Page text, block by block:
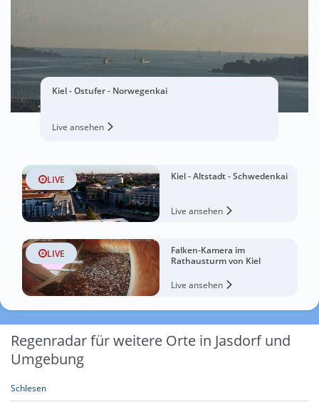
Kiel - Ostufer - Norwegenkai
Live ansehen
LIVE Kiel - Altstadt - Schwedenkai
Live ansehen
LIVE
Falken-Kamera im
Rathausturm von Kiel
Live ansehen
Regenradar für weitere Orte in Jasdorf und
Umgebung
Schlesen